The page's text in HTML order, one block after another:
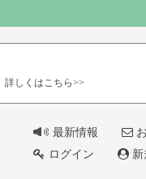
詳しくはこちら>>
最新情報
ログイン